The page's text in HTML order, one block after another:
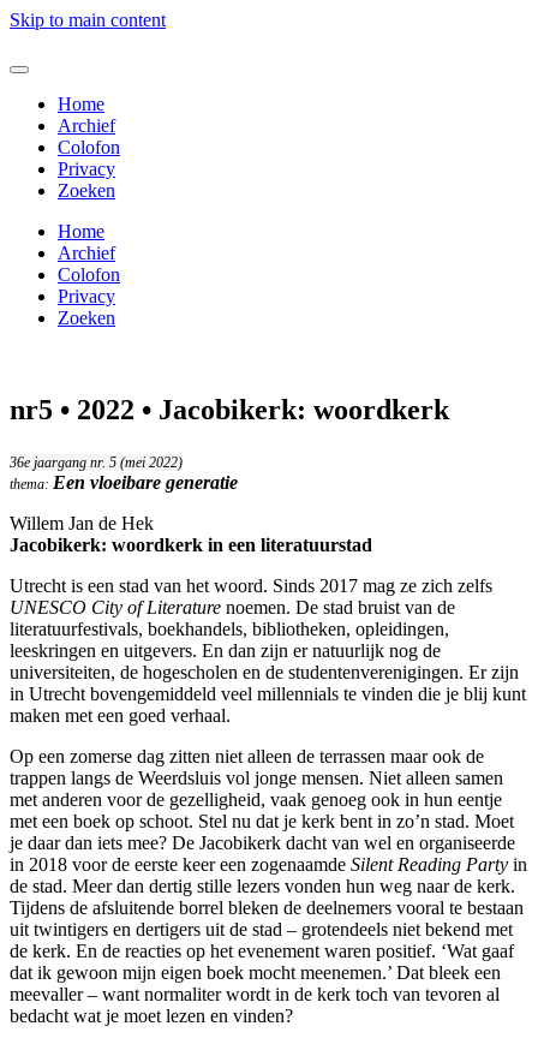
Skip to main content
Home
Archief
Colofon
Privacy
Zoeken
Home
Archief
Colofon
Privacy
Zoeken
nr5 • 2022 • Jacobikerk: woordkerk
36e jaargang nr. 5 (mei 2022)
thema: Een vloeibare generatie
Willem Jan de Hek
Jacobikerk: woordkerk in een literatuurstad
Utrecht is een stad van het woord. Sinds 2017 mag ze zich zelfs
UNESCO City of Literature noemen. De stad bruist van de
literatuurfestivals, boekhandels, bibliotheken, opleidingen,
leeskringen en uitgevers. En dan zijn er natuurlijk nog de
universiteiten, de hogescholen en de studentenverenigingen. Er zijn
in Utrecht bovengemiddeld veel millennials te vinden die je blij kunt
maken met een goed verhaal.
Op een zomerse dag zitten niet alleen de terrassen maar ook de
trappen langs de Weerdsluis vol jonge mensen. Niet alleen samen
met anderen voor de gezelligheid, vaak genoeg ook in hun eentje
met een boek op schoot. Stel nu dat je kerk bent in zo’n stad. Moet
je daar dan iets mee? De Jacobikerk dacht van wel en organiseerde
in 2018 voor de eerste keer een zogenaamde Silent Reading Party in
de stad. Meer dan dertig stille lezers vonden hun weg naar de kerk.
Tijdens de afsluitende borrel bleken de deelnemers vooral te bestaan
uit twintigers en dertigers uit de stad – grotendeels niet bekend met
de kerk. En de reacties op het evenement waren positief. ‘Wat gaaf
dat ik gewoon mijn eigen boek mocht meenemen.’ Dat bleek een
meevaller – want normaliter wordt in de kerk toch van tevoren al
bedacht wat je moet lezen en vinden?